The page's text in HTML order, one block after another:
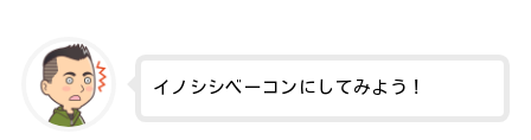
イノシシベーコンにしてみよう！